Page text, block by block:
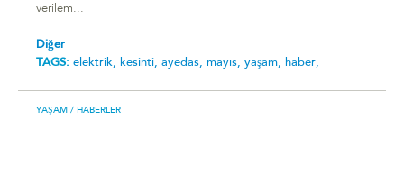
verilem...
Diğer
TAGS: elektrik, kesinti, ayedas, mayıs, yaşam, haber,
YAŞAM / HABERLER